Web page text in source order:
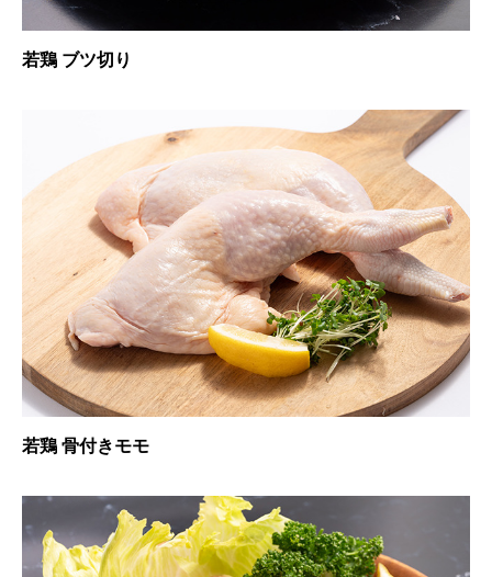
若鶏 ブツ切り
若鶏 骨付きモモ